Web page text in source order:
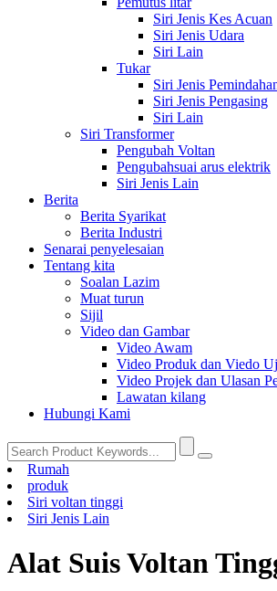
Siri Jenis Kes Acuan
Siri Jenis Udara
Siri Lain
Tukar
Siri Jenis
Siri Jenis Pengasing
Siri Lain
Siri Transformer
Pengubah Voltan
Pengubahsuai arus elektrik
Siri Jenis Lain
Berita
Berita Syarikat
Berita Industri
Senarai penyelesaian
Tentang kita
Soalan Lazim
Muat turun
Sijil
Video dan Gambar
Video Awam
Video Produk dan Viedo
Video Projek dan Ulasan
Lawatan kilang
Hubungi Kami
Rumah
produk
Siri voltan tinggi
Siri Jenis Lain
Alat Suis Voltan